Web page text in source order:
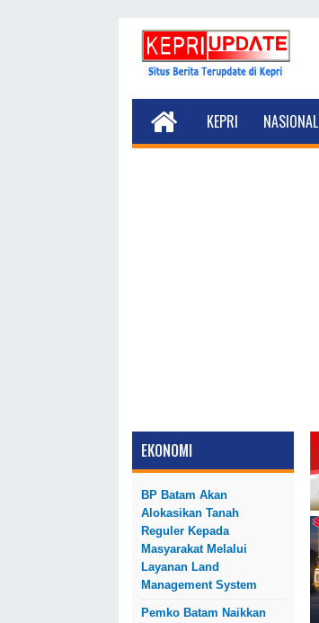
KEPRI NASIONAL
EKONOMI
BP Batam Akan
Alokasikan Tanah
Reguler Kepada
Masyarakat Melalui
Layanan Land
Management System
Pemko Batam Naikkan